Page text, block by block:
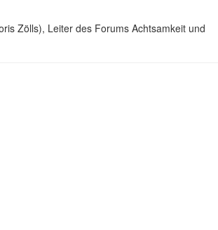
Zölls), Leiter des Forums Achtsamkeit und